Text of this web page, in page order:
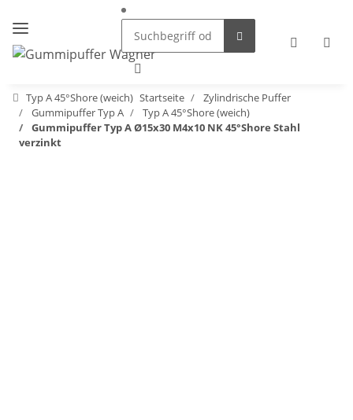
Typ A 45°Shore (weich) Startseite
Zylindrische Puffer
Gummipuffer Typ A
Typ A 45°Shore (weich)
Gummipuffer Typ A Ø15x30 M4x10 NK 45°Shore Stahl
verzinkt